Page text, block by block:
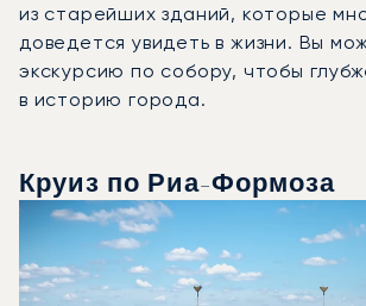
из старейших зданий, которые
доведется увидеть в жизни. Вы
экскурсию по собору, чтобы
в историю города.
Круиз по Риа-Формоза